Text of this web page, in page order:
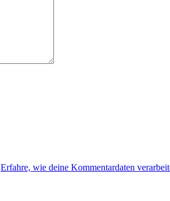
Erfahre, wie deine Kommentardaten